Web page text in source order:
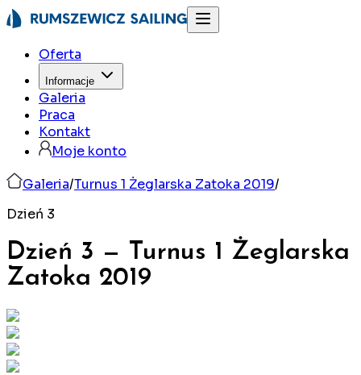
Oferta
Informacje
Galeria
Praca
Kontakt
Moje konto
Galeria/Turnus 1 Żeglarska Zatoka 2019/
Dzień 3
Dzień 3 —
Turnus 1 Żeglarska
Zatoka 2019